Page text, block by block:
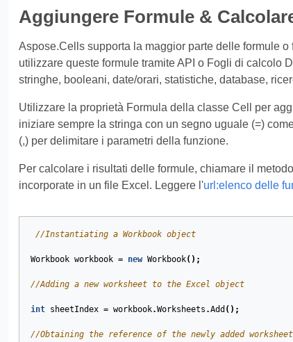
Aggiungere Formule &
Aspose.Cells supporta la maggior parte delle formule
utilizzare queste formule tramite API o Fogli di calcolo
stringhe, booleani, date/orari, statistiche, database,
Utilizzare la proprietà Formula della classe Cell per
iniziare sempre la stringa con un segno uguale (=)
(,) per delimitare i parametri della funzione.
Per calcolare i risultati delle formule, chiamare il
incorporate in un file Excel. Leggere l'url:elenco delle
//Instantiating a Workbook object
Workbook workbook = new Workbook();
//Adding a new worksheet to the Excel object
int sheetIndex = workbook.Worksheets .Add ();
//Obtaining the reference of the newly added